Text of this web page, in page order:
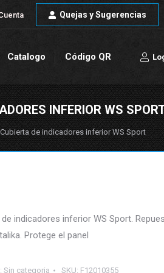
Quejas y Sugerencias
Catalogo Código QR
INFERIOR WS
Cubierta de indicadores inferior WS Sport
indicadores inferior WS Sport.
Protege el panel
Sin categoria SKU: F12010355
Quejas y Sugerencias
Catalogo Código QR